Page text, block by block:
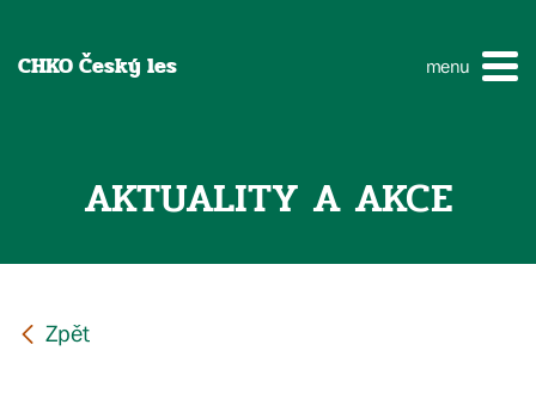
CHKO Český les menu
AKTUALITY A AKCE